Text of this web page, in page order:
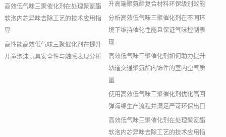
高效低气味三聚催化剂在处理聚氨酯
软泡内芯异味去除工艺的技术应用指
导
高性能高效低气味三聚催化剂在提升
儿童泡沫玩具安全性与触感表现分析
升高端聚氨酯复合材料环保级别效能
分析高效低气味三聚催化剂在不同环
境下维持催化性能且保证气味控制表
现
高效低气味三聚催化剂如何助力提升
轨道交通聚氨酯内饰件的室内空气质
量
使用高效低气味三聚催化剂优化高回
弹海绵生产流程并满足严苛环保出口
高效低气味三聚催化剂在处理聚氨酯
软泡内芯异味去除工艺的技术应用指